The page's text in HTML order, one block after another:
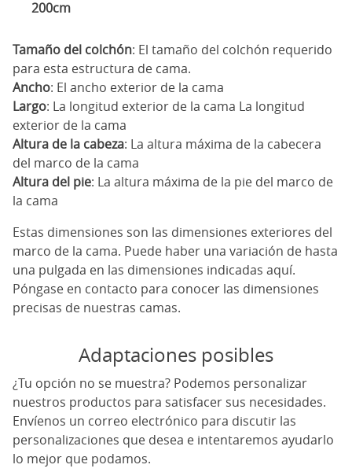
200cm
Tamaño del colchón: El tamaño del colchón requerido
para esta estructura de cama.
Ancho: El ancho exterior de la cama
Largo: La longitud exterior de la cama La longitud
exterior de la cama
Altura de la cabeza: La altura máxima de la cabecera
del marco de la cama
Altura del pie: La altura máxima de la pie del marco de
la cama
Estas dimensiones son las dimensiones exteriores del
marco de la cama. Puede haber una variación de hasta
una pulgada en las dimensiones indicadas aquí.
Póngase en contacto para conocer las dimensiones
precisas de nuestras camas.
Adaptaciones posibles
¿Tu opción no se muestra? Podemos personalizar
nuestros productos para satisfacer sus necesidades.
Envíenos un correo electrónico para discutir las
personalizaciones que desea e intentaremos ayudarlo
lo mejor que podamos.